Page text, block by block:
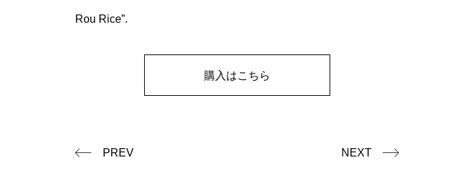
Rou Rice”.
購入はこちら
PREV NEXT